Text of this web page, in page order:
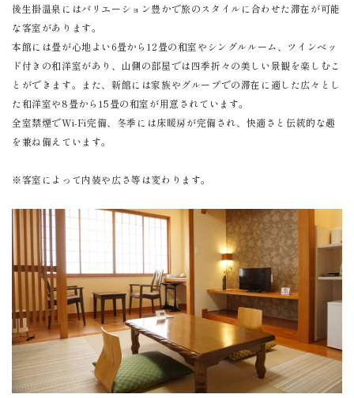
後生掛温泉にはバリエーション豊かで旅のスタイルに合わせた滞在が可能
な客室があります。
本館には畳が心地よい6畳から12畳の和室やシングルルーム、ツインベッ
ド付きの和洋室があり、山側の部屋では四季折々の美しい景観を楽しむこ
とができます。また、新館には家族やグループでの滞在に適した広々とし
た和洋室や8畳から15畳の和室が用意されています。
全室禁煙でWi-Fi完備、冬季には床暖房が完備され、快適さと伝統的な趣
を兼ね備えています。
※客室によって内装や広さ等は変わります。